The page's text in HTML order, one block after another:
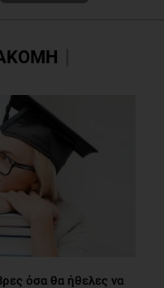
όσα θα ήθελες να